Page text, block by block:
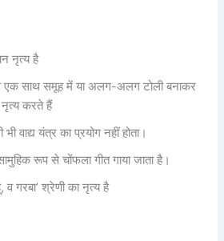
नृत्य है
एक साथ समूह में या अलग-अलग टोली बनाकर
करते हैं
वाद्य यंत्र का प्रयोग नहीं होता।
रूप से चोंफला गीत गाया जाता है।
व गरबा’ श्रेणी का नृत्य है